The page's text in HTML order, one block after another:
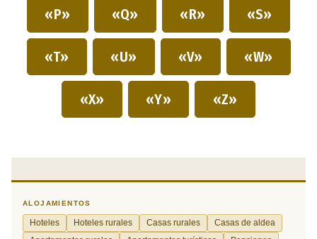
«P» «Q» «R» «S»
«T» «U» «V» «W»
«X» «Y» «Z»